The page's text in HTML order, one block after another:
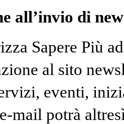
all’invio di
Sapere Più
al sito
eventi,
mail potrà